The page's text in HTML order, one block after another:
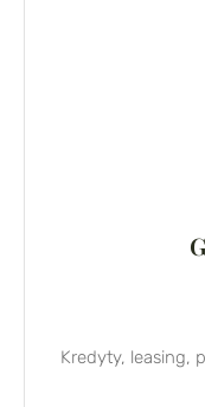
Kredyty, leasing,